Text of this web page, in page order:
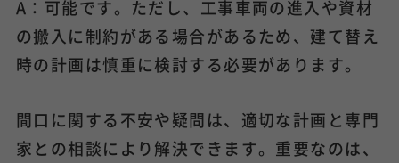
A：可能です。ただし、工事車両の進入や資材
の搬入に制約がある場合があるため、建て替え
時の計画は慎重に検討する必要があります。
間口に関する不安や疑問は、適切な計画と専門
家との相談により解決できます。重要なのは、